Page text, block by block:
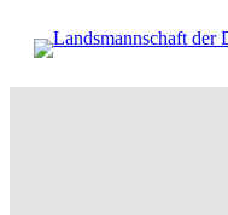
zum
Inhalt
wechseln